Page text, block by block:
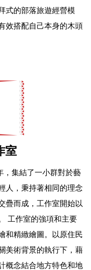
式的部落旅遊經營模
效搭配自己本身的木頭
室
，集結了一小群對於藝
人，秉持著相同的理念
疊而成，工作室開始以
工作室的強項和主要
和精緻繪圖。以原住民
美術背景的執行下，藉
概念結合地方特色和地